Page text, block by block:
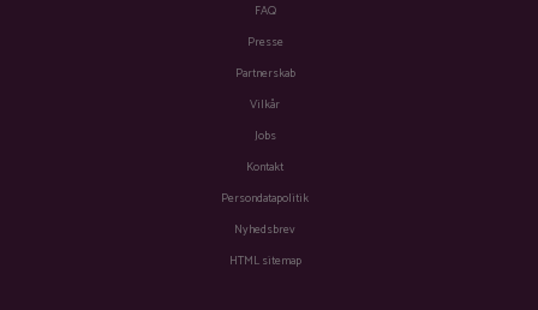
FAQ
Presse
Partnerskab
Vilkår
Jobs
Kontakt
Persondatapolitik
Nyhedsbrev
HTML sitemap